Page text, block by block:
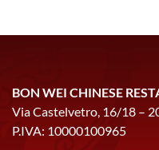
BON WEI CHINESE
Via Castelvetro, 16/18 –
P.IVA: 10000100965